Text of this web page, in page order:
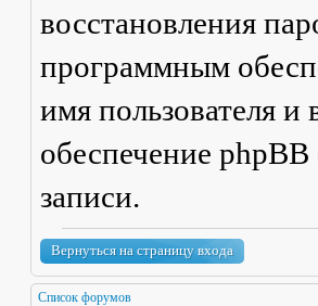
восстановления
программным
имя пользователя
обеспечение
записи.
Вернуться на страницу входа
Список форумов